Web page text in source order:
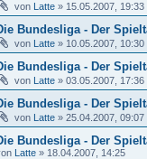
von Latte » 15.05.2007, 19:33
Bundesliga - Der
von Latte » 10.05.2007, 10:30
Bundesliga - Der
von Latte » 03.05.2007, 17:36
Bundesliga - Der
von Latte » 25.04.2007, 09:07
Bundesliga - Der
Latte » 18.04.2007, 14:25